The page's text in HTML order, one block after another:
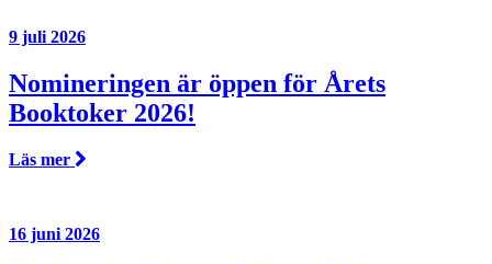
9 juli 2026
Nomineringen är öppen för Årets
Booktoker 2026!
Läs mer
16 juni 2026